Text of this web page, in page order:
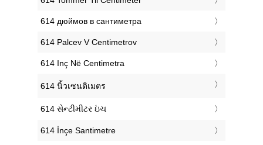
‎614 дюймов в сантиметра
‎614 Palcev V Centimetrov
‎614 Inç Në Centimetra
‎614 นิ้วเซนติเมตร
‎614 સેન્ટીમીટર ઇંચ
‎614 İnçe Santimetre